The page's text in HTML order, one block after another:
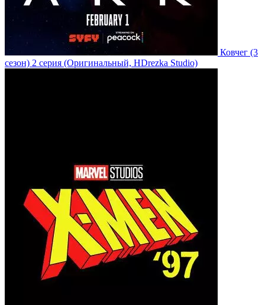
Ковчег (3
сезон) 2 серия (Оригинальный, HDrezka Studio)